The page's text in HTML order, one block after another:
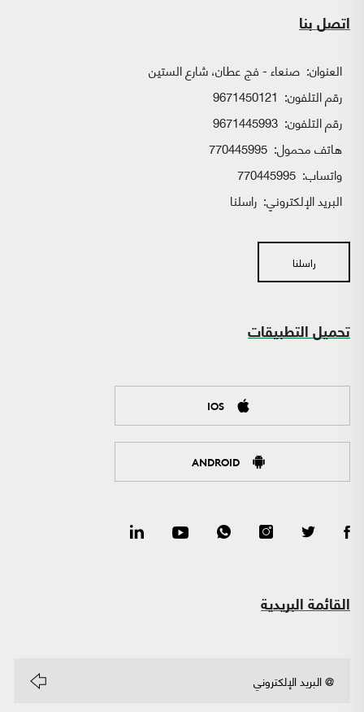
اتصل بنا
العنوان: صنعاء - فج عطان، شارع الستين
رقم التلفون: 9671450121
رقم التلفون: 9671445993
هاتف محمول: 770445995
واتساب:
البريد الإلكتروني: راسلنا
راسلنا
تحميل التطبيقات
IOS
ANDROID
القائمة البريدية